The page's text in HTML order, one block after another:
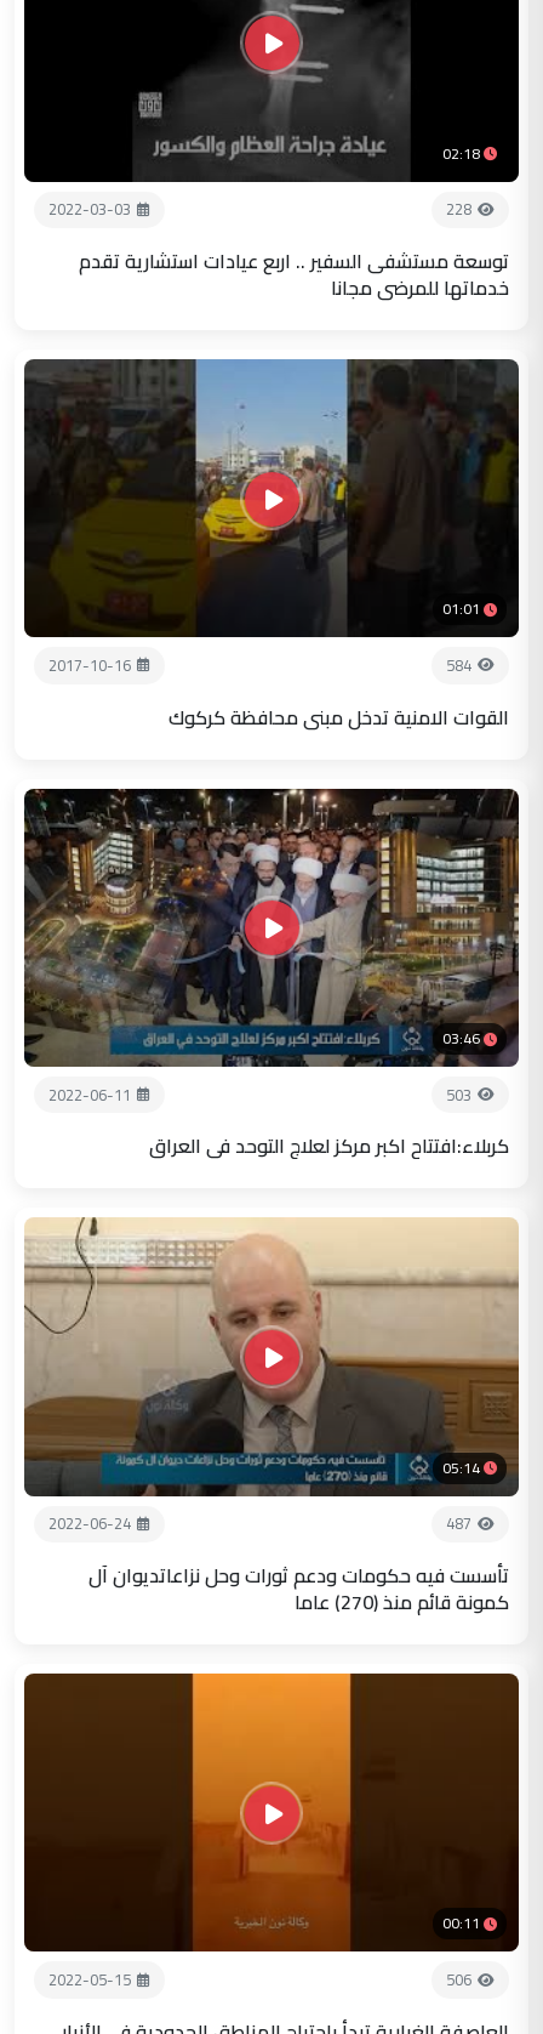
02:18
228
2022-03-03
توسعة مستشفى السفير .. اربع عيادات استشارية تقدم
خدماتها للمرضى مجانا
01:01
584
2017-10-16
القوات الامنية تدخل مبنى محافظة كركوك
03:46
503
2022-06-11
كربلاء:افتتاح اكبر مركز لعلاج التوحد في العراق
05:14
487
2022-06-24
تأسست فيه حكومات ودعم ثورات وحل نزاعاتديوان آل
كمونة قائم منذ (270) عاما
00:11
506
2022-05-15